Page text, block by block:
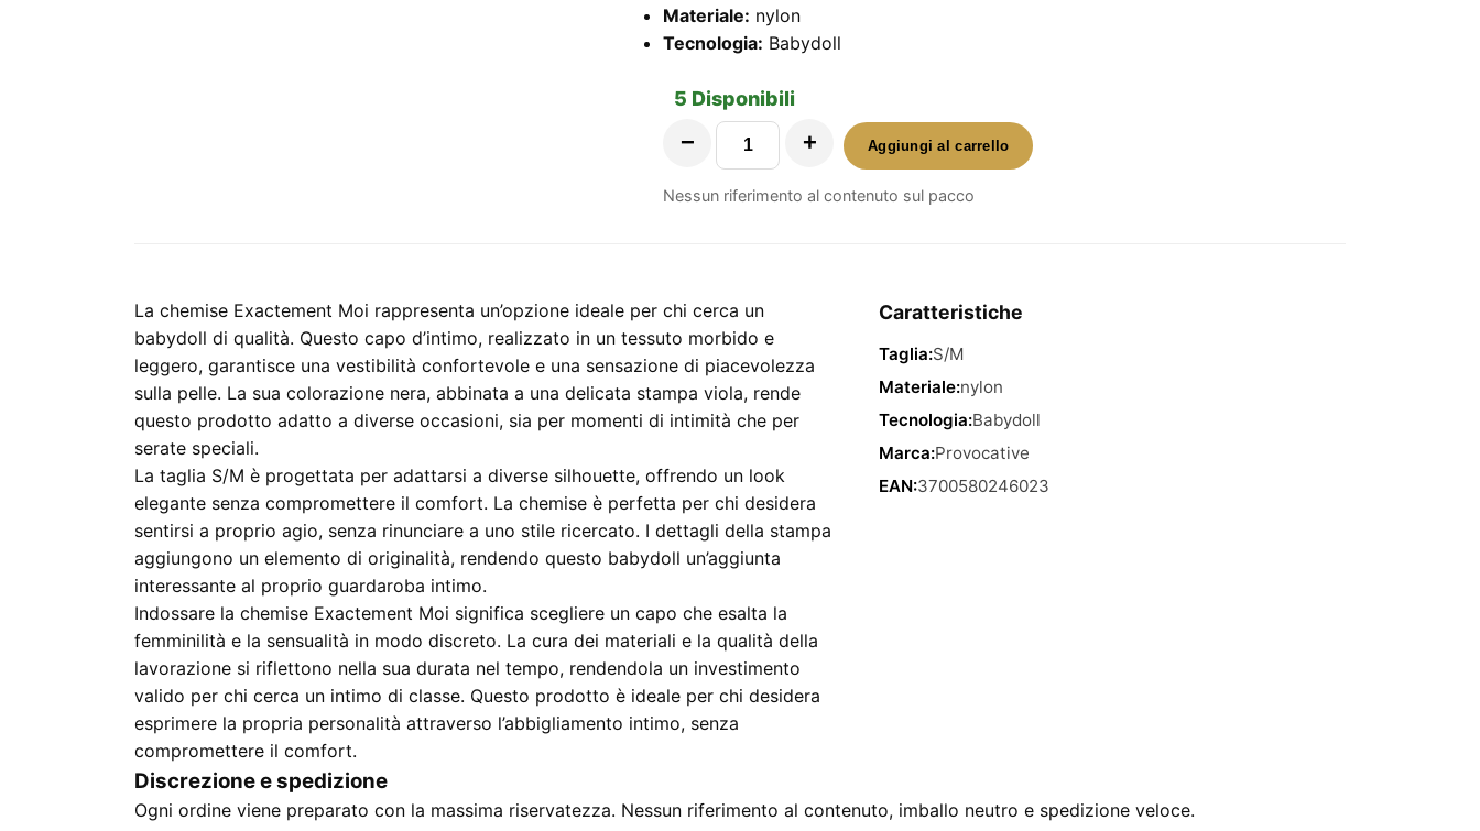
Materiale: nylon
Tecnologia: Babydoll
5 Disponibili
−
Exactement
Moi
stampa
viola,
taglia
S/M
quantità
+ Aggiungi al carrello
Nessun riferimento al contenuto sul pacco
La chemise Exactement Moi rappresenta un’opzione ideale per chi cerca un
babydoll di qualità. Questo capo d’intimo, realizzato in un tessuto morbido e
leggero, garantisce una vestibilità confortevole e una sensazione di piacevolezza
sulla pelle. La sua colorazione nera, abbinata a una delicata stampa viola, rende
questo prodotto adatto a diverse occasioni, sia per momenti di intimità che per
serate speciali.
La taglia S/M è progettata per adattarsi a diverse silhouette, offrendo un look
elegante senza compromettere il comfort. La chemise è perfetta per chi desidera
sentirsi a proprio agio, senza rinunciare a uno stile ricercato. I dettagli della stampa
aggiungono un elemento di originalità, rendendo questo babydoll un’aggiunta
interessante al proprio guardaroba intimo.
Indossare la chemise Exactement Moi significa scegliere un capo che esalta la
femminilità e la sensualità in modo discreto. La cura dei materiali e la qualità della
lavorazione si riflettono nella sua durata nel tempo, rendendola un investimento
valido per chi cerca un intimo di classe. Questo prodotto è ideale per chi desidera
esprimere la propria personalità attraverso l’abbigliamento intimo, senza
compromettere il comfort.
Caratteristiche
Taglia:S/M
Materiale:nylon
Tecnologia:Babydoll
Marca:Provocative
EAN:3700580246023
Discrezione e spedizione
Ogni ordine viene preparato con la massima riservatezza. Nessun riferimento al contenuto, imballo neutro e spedizione veloce.